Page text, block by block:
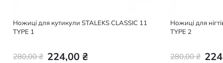
Ножиці для кутикули STALEKS CLASSIC 11
TYPE 1
224,00 ₴
280,00 ₴
Ножиці для
TYPE 2
280,00 ₴